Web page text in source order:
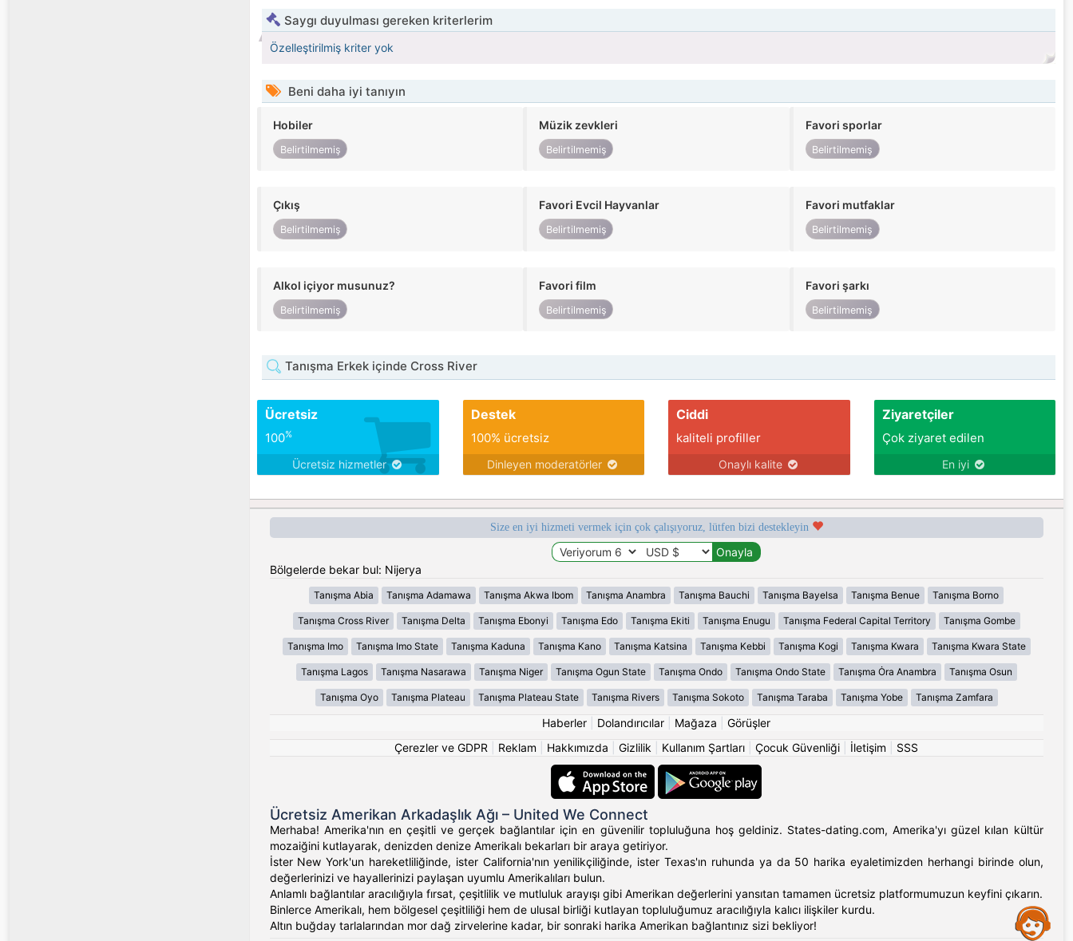
Saygı duyulması gereken kriterlerim
Özelleştirilmiş kriter yok
Beni daha iyi tanıyın
Hobiler
Belirtilmemiş
Müzik zevkleri
Belirtilmemiş
Favori sporlar
Belirtilmemiş
Çıkış
Belirtilmemiş
Favori Evcil Hayvanlar
Belirtilmemiş
Favori mutfaklar
Belirtilmemiş
Alkol içiyor musunuz?
Belirtilmemiş
Favori film
Belirtilmemiş
Favori şarkı
Belirtilmemiş
Tanışma Erkek içinde Cross River
Ücretsiz
100%
Ücretsiz hizmetler
Destek
100% ücretsiz
Dinleyen moderatörler
Ciddi
kaliteli profiller
Onaylı kalite
Ziyaretçiler
Çok ziyaret edilen
En iyi
Size en iyi hizmeti vermek için çok çalışıyoruz, lütfen bizi destekleyin
Bölgelerde bekar bul: Nijerya
Tanışma Abia Tanışma Adamawa Tanışma Akwa Ibom Tanışma Anambra Tanışma Bauchi Tanışma Bayelsa Tanışma Benue Tanışma Borno
Tanışma Cross River Tanışma Delta Tanışma Ebonyi Tanışma Edo Tanışma Ekiti Tanışma Enugu Tanışma Federal Capital Territory Tanışma Gombe
Tanışma Imo Tanışma Imo State Tanışma Kaduna Tanışma Kano Tanışma Katsina Tanışma Kebbi Tanışma Kogi Tanışma Kwara Tanışma Kwara State
Tanışma Lagos Tanışma Nasarawa Tanışma Niger Tanışma Ogun State Tanışma Ondo Tanışma Ondo State Tanışma Ȯra Anambra Tanışma Osun
Tanışma Oyo Tanışma Plateau Tanışma Plateau State Tanışma Rivers Tanışma Sokoto Tanışma Taraba Tanışma Yobe Tanışma Zamfara
Haberler Dolandırıcılar Mağaza
Görüşler
Çerezler ve GDPR
Reklam Hakkımızda Gizlilik Kullanım Şartları Çocuk Güvenliği İletişim SSS
Ücretsiz Amerikan Arkadaşlık Ağı – United We Connect
Merhaba! Amerika'nın en çeşitli ve gerçek bağlantılar için en güvenilir topluluğuna hoş geldiniz. States-dating.com, Amerika'yı güzel kılan kültür
mozaiğini kutlayarak, denizden denize Amerikalı bekarları bir araya getiriyor.
İster New York'un hareketliliğinde, ister California'nın yenilikçiliğinde, ister Texas'ın ruhunda ya da 50 harika eyaletimizden herhangi birinde olun,
değerlerinizi ve hayallerinizi paylaşan uyumlu Amerikalıları bulun.
Anlamlı bağlantılar aracılığıyla fırsat, çeşitlilik ve mutluluk arayışı gibi Amerikan değerlerini yansıtan tamamen ücretsiz platformumuzun keyfini çıkarın.
Binlerce Amerikalı, hem bölgesel çeşitliliği hem de ulusal birliği kutlayan topluluğumuz aracılığıyla kalıcı ilişkiler kurdu.
Altın buğday tarlalarından mor dağ zirvelerine kadar, bir sonraki harika Amerikan bağlantınız sizi bekliyor!
Assistance